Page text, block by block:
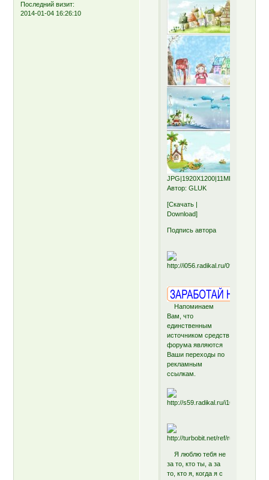
Последний визит:
2014-01-04 16:26:10
JPG|1920X1200|11MB
Автор: GLUK
[Скачать |
Download]
Подпись автора
Напоминаем
Вам, что
единственным
источником средств
форума являются
Ваши переходы по
рекламным
ссылкам.
Я люблю тебя не
за то, кто ты, а за
то, кто я, когда я с